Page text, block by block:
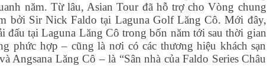
năm. Từ lâu, Asian Tour đã hỗ trợ cho Vòng chung
bởi Sir Nick Faldo tại Laguna Golf Lăng Cô. Mới đây,
đấu tại Laguna Lăng Cô trong bốn năm tới sau thời gian
phức hợp – cũng là nơi có các thương hiệu khách sạn
Angsana Lăng Cô – là “Sân nhà của Faldo Series Châu